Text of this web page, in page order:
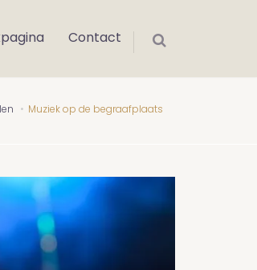
Contact
Muziek op de begraafplaats